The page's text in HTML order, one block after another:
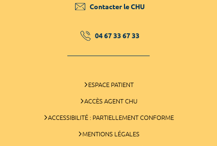
Contacter le CHU
04 67 33 67 33
ESPACE PATIENT
ACCÈS AGENT CHU
ACCESSIBILITÉ : PARTIELLEMENT CONFORME
MENTIONS LÉGALES